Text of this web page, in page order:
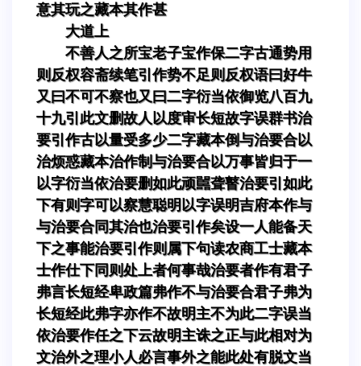
意其玩之藏本其作甚
大道上
不善人之所宝老子宝作保二字古通势用
则反权容斋续笔引作势不足则反权语曰好牛
又曰不可不察也又曰二字衍当依御览八百九
十九引此文删故人以度审长短故字误群书治
要引作古以量受多少二字藏本倒与治要合以
治烦惑藏本治作制与治要合以万事皆归于一
以字衍当依治要删如此顽嚚聋瞽治要引如此
下有则字可以察慧聪明以字误明吉府本作与
与治要合同其治也治要引作矣设一人能备天
下之事能治要引作则属下句读农商工士藏本
士作仕下同则处上者何事哉治要者作有君子
弗言长短经卑政篇弗作不与治要合君子弗为
长短经此弗字亦作不故明主不为此二字误当
依治要作任之下云故明主诛之正与此相对为
文治外之理小人必言事外之能此处有脱文当